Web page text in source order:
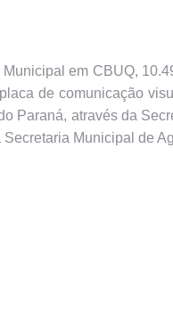
em CBUQ,
de comunicação
Paraná, através da
Municipal de